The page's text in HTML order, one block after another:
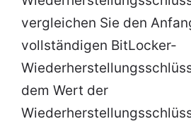
vergleichen Sie den
vollständigen BitLocker-
dem Wert der